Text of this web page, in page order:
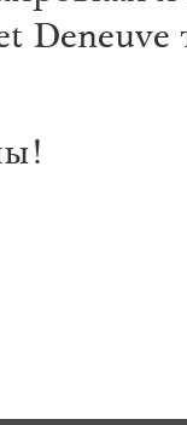
Deneuve